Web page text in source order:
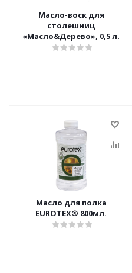
Масло-воск для
столешниц
«Масло&Дерево», 0,5 л.
Масло для полка
EUROTEX® 800мл.